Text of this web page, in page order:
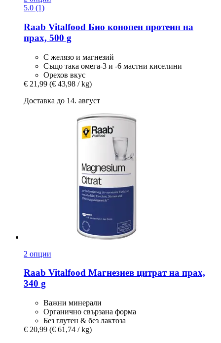
5.0 (1)
Raab Vitalfood Био конопен протеин на
прах, 500 g
С желязо и магнезий
Също така омега-3 и -6 мастни киселини
Орехов вкус
€ 21,99 (€ 43,98 / kg)
Доставка до 14. август
2 опции
Raab Vitalfood Магнезиев цитрат на прах,
340 g
Важни минерали
Органично свързана форма
Без глутен & без лактоза
€ 20,99 (€ 61,74 / kg)